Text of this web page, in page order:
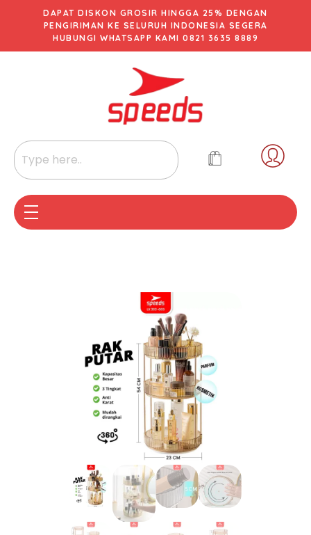
DAPAT DISKON GROSIR HINGGA 25% DENGAN
PENGIRIMAN KE SELURUH INDONESIA SEGERA
HUBUNGI WHATSAPP KAMI 0821 3635 8889